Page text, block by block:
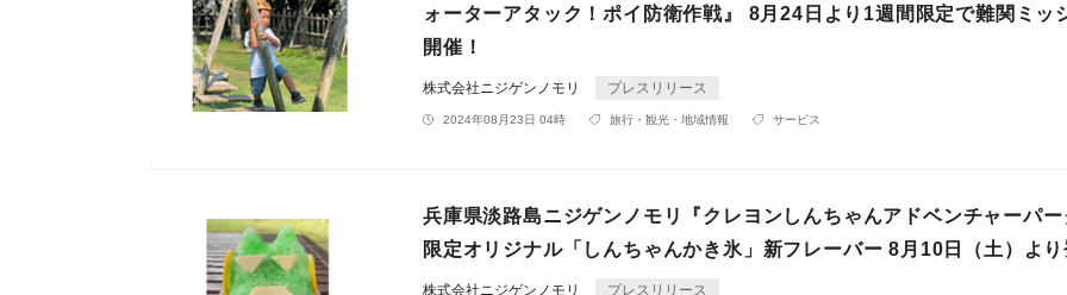
ォーターアタック！ポイ防衛作戦』 8月24日より1週間限定で難関ミッ
開催！
株式会社ニジゲンノモリ プレスリリース
2024年08月23日 04時 旅行・観光・地域情報 サービス
兵庫県淡路島ニジゲンノモリ『クレヨンしんちゃんアドベンチャーパ
限定オリジナル「しんちゃんかき氷」新フレーバー 8月10日（土）よ
株式会社ニジゲンノモリ プレスリリース